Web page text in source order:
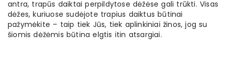
antra, trapūs daiktai perpildytose dėžėse gali trūkti. Visas
dėžes, kuriuose sudėjote trapius daiktus būtinai
pažymėkite – taip tiek Jūs, tiek aplinkiniai žinos, jog su
šiomis dėžėmis būtina elgtis itin atsargiai.